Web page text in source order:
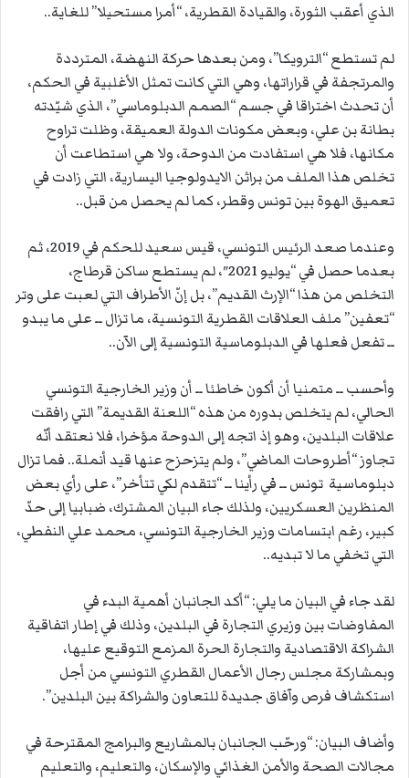
الذي أعقب الثورة، والقيادة القطرية، “أمرا مستحيلا” للغاية..
لم تستطع “الترويكا”، ومن بعدها حركة النهضة، المترددة
والمرتجفة في قراراتها، وهي التي كانت تمثل الأغلبية في الحكم،
أن تحدث اختراقا في جسم “الصمم الدبلوماسي”، الذي شيّدته
بطانة بن علي، وبعض مكونات الدولة العميقة، وظلت تراوح
مكانها، فلا هي استفادت من الدوحة، ولا هي استطاعت أن
تخلص هذا الملف من براثن الايدولوجيا اليسارية، التي زادت في
تعميق الهوة بين تونس وقطر، كما لم يحصل من قبل..
وعندما صعد الرئيس التونسي، قيس سعيد للحكم في 2019، ثم
بعدما حصل في “يوليو 2021″، لم يستطع ساكن قرطاج،
التخلص من هذا “الإرث القديم”، بل إنّ الأطراف التي لعبت على وتر
“تعفين” ملف العلاقات القطرية التونسية، ما تزال ــ على ما يبدو
ــ تفعل فعلها في الدبلوماسية التونسية إلى الآن..
وأحسب ــ متمنيا أن أكون خاطئا ــ أن وزير الخارجية التونسي
الحالي، لم يتخلص بدوره من هذه “اللعنة القديمة” التي رافقت
علاقات البلدين، وهو إذ اتجه إلى الدوحة مؤخرا، فلا نعتقد أنّه
تجاوز “أطروحات الماضي”، ولم يتزحزح عنها قيد أنملة.. فما تزال
دبلوماسية تونس ــ في رأينا ــ “تتقدم لكي تتأخر”، على رأي بعض
المنظرين العسكريين، ولذلك جاء البيان المشترك، ضبابيا إلى حدّ
كبير، رغم ابتسامات وزير الخارجية التونسي، محمد علي النفطي،
التي تخفي ما لا تبديه..
لقد جاء في البيان ما يلي: “أكد الجانبان أهمية البدء في
المفاوضات بين وزيري التجارة في البلدين، وذلك في إطار اتفاقية
الشراكة الاقتصادية والتجارة الحرة المزمع التوقيع عليها،
وبمشاركة مجلس رجال الأعمال القطري التونسي من أجل
استكشاف فرص وآفاق جديدة للتعاون والشراكة بين البلدين”.
وأضاف البيان: “ورحّب الجانبان بالمشاريع والبرامج المقترحة في
مجالات الصحة والأمن الغذائي والإسكان، والتعليم، والتعليم